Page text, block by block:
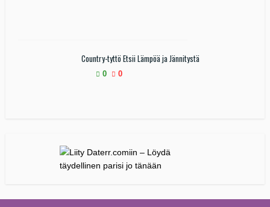
Country-tyttö Etsii Lämpöä ja Jännitystä
0 0